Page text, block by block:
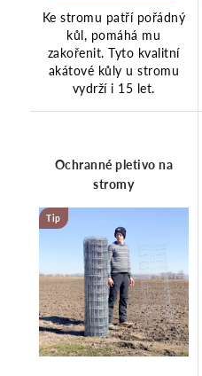
Ke stromu patří pořádný
kůl, pomáhá mu
zakořenit. Tyto kvalitní
akátové kůly u stromu
vydrží i 15 let.
Ochranné pletivo na
stromy
Tip